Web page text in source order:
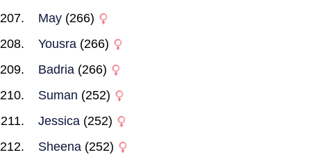
May (266)
Yousra (266)
Badria (266)
Suman (252)
Jessica (252)
Sheena (252)